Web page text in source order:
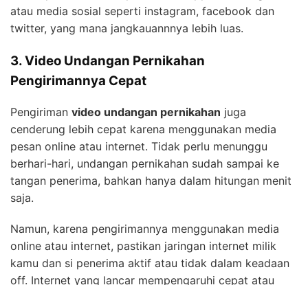
atau media sosial seperti instagram, facebook dan
twitter, yang mana jangkauannnya lebih luas.
3. Video Undangan Pernikahan
Pengirimannya Cepat
Pengiriman video undangan pernikahan juga
cenderung lebih cepat karena menggunakan media
pesan online atau internet. Tidak perlu menunggu
berhari-hari, undangan pernikahan sudah sampai ke
tangan penerima, bahkan hanya dalam hitungan menit
saja.
Namun, karena pengirimannya menggunakan media
online atau internet, pastikan jaringan internet milik
kamu dan si penerima aktif atau tidak dalam keadaan
off. Internet yang lancar mempengaruhi cepat atau